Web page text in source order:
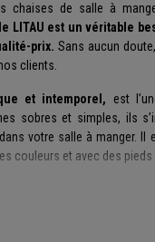
chaises de salle à
LITAU est un véritable
prix. Sans aucun
clients.
et intemporel, est
sobres et simples, ils
votre salle à manger. Il
couleurs et avec des
confort, l